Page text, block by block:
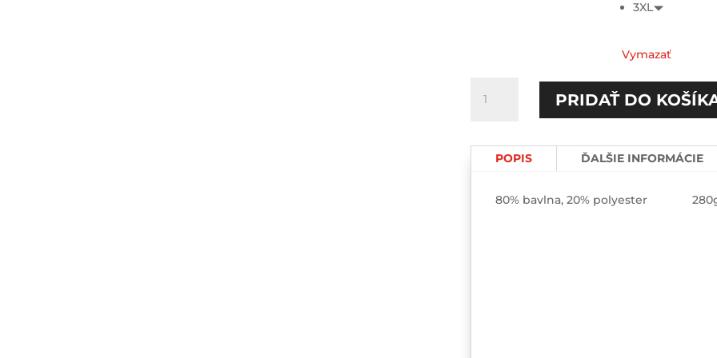
3XL
Vymazať
Stále
pičovania
mikiny
PRIDAŤ DO
POPIS ĎALŠIE INFORMÁCIE
80% bavlna, 20% polyester